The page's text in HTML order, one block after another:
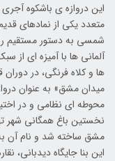
این دروازه ی باشکوه
شمسی به دستور مستقیم
آلمانی ها با آمیزه ای از
ها و کلاه فرنگی، در
میدان مشق» به عنوان
محوطه ای نظامی و در
نخستین باغ همگانی شهر
مشق ساخته شد و نام آن
این بنا جایگاه دیدبانی،